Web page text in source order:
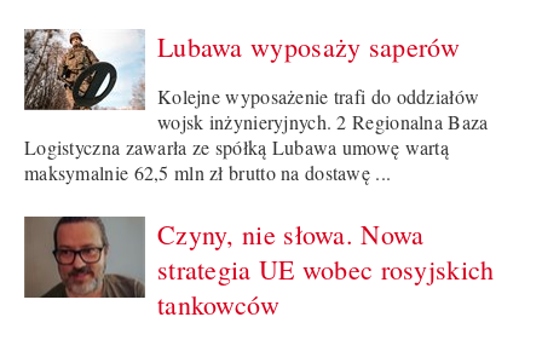
Lubawa wyposaży saperów
Kolejne wyposażenie trafi do oddziałów
wojsk inżynieryjnych. 2 Regionalna Baza
Logistyczna zawarła ze spółką Lubawa umowę wartą
maksymalnie 62,5 mln zł brutto na dostawę ...
Czyny, nie słowa. Nowa
strategia UE wobec rosyjskich
tankowców